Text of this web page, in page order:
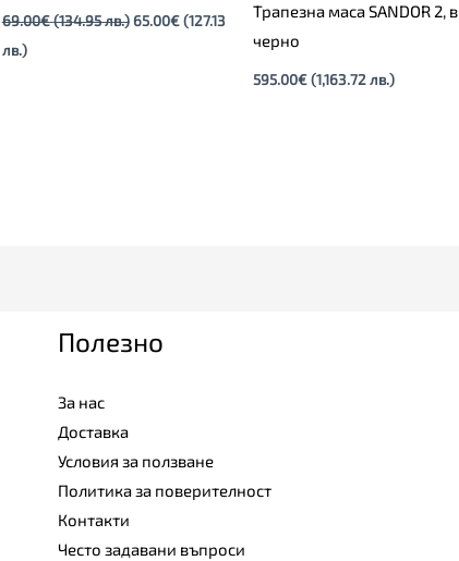
69.00€(134.95 лв.) 65.00€ (127.13
лв.)
Трапезна маса SANDOR 2, в
черно
595.00€(1,163.72 лв.)
Полезно
За нас
Доставка
Условия за ползване
Политика за поверителност
Контакти
Често задавани въпроси